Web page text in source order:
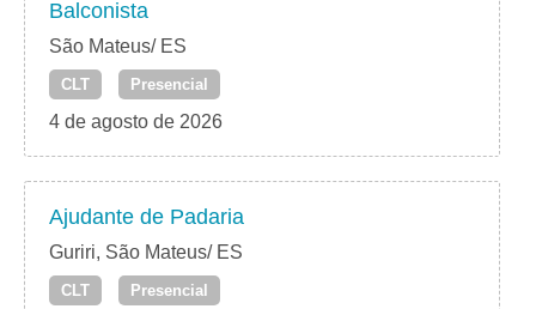
Balconista
São Mateus/ ES
CLT Presencial
4 de agosto de 2026
Ajudante de Padaria
Guriri, São Mateus/ ES
CLT Presencial